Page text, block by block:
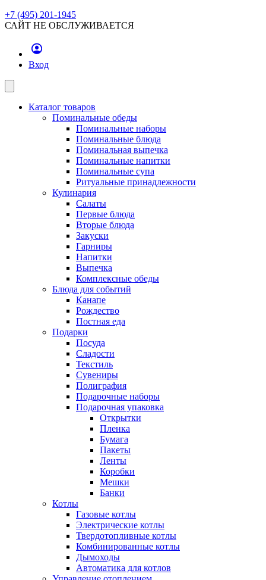
+7 (495) 201-1945
САЙТ НЕ ОБСЛУЖИВАЕТСЯ
Вход
Каталог товаров
Поминальные обеды
Поминальные наборы
Поминальные блюда
Поминальная выпечка
Поминальные напитки
Поминальные супа
Ритуальные принадлежности
Кулинария
Салаты
Первые блюда
Вторые блюда
Закуски
Гарниры
Напитки
Выпечка
Комплексные обеды
Блюда для событий
Канапе
Рождество
Постная еда
Подарки
Посуда
Сладости
Текстиль
Сувениры
Полиграфия
Подарочные наборы
Подарочная упаковка
Открытки
Пленка
Бумага
Пакеты
Ленты
Коробки
Мешки
Банки
Котлы
Газовые котлы
Электрические котлы
Твердотопливные котлы
Комбинированные котлы
Дымоходы
Автоматика для котлов